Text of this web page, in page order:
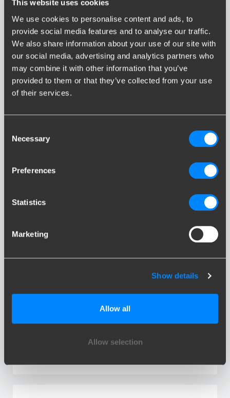
This website uses cookies
We use cookies to personalise content and ads, to
provide social media features and to analyse our traffic.
We also share information about your use of our site with
our social media, advertising and analytics partners who
may combine it with other information that you’ve
provided to them or that they’ve collected from your use
of their services.
Selection
Necessary
Preferences
Statistics
Marketing
Show details
Allow all
Allow selection
iX3